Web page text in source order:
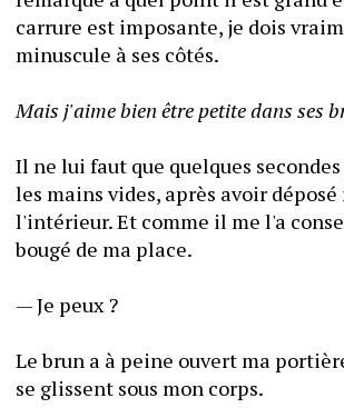
carrure est imposante, je dois
minuscule à ses côtés.
Mais j'aime bien être petite dans ses
Il ne lui faut que quelques
les mains vides, après avoir déposé
l'intérieur. Et comme il me l'a
bougé de ma place.
— Je peux ?
Le brun a à peine ouvert ma
se glissent sous mon corps.